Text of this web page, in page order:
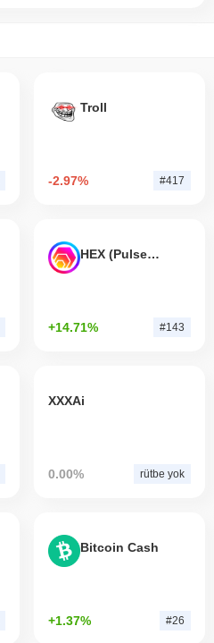
Troll
-2.97% #417
HEX (Pulsechain)
+14.71% #143
XXXAi
0.00% rütbe yok
Bitcoin Cash
+1.37% #26